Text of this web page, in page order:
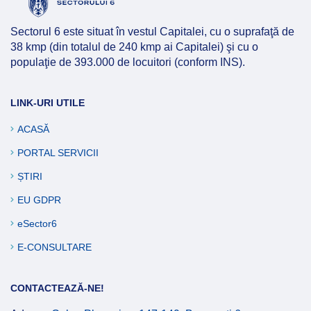
Afla mai multe
Afla mai multe
Sectorul 6 este situat în vestul Capitalei, cu o suprafaţă de
38 kmp (din totalul de 240 kmp ai Capitalei) şi cu o
populaţie de 393.000 de locuitori (conform INS).
LINK-URI UTILE
ACASĂ
PORTAL SERVICII
ȘTIRI
EU GDPR
eSector6
E-CONSULTARE
CONTACTEAZĂ-NE!